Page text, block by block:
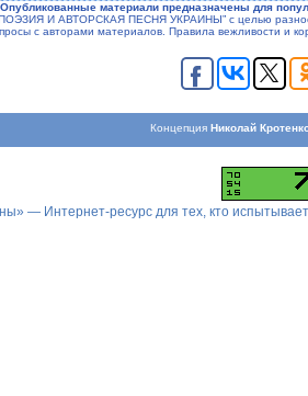
Опубликованные материали предназначены для
И АВТОРСКАЯ ПЕСНЯ УКРАИНЫ” с целью
с авторами материалов. Правила вежливости и
КонцепцияНиколай
— Интернет-ресурс для тех, кто